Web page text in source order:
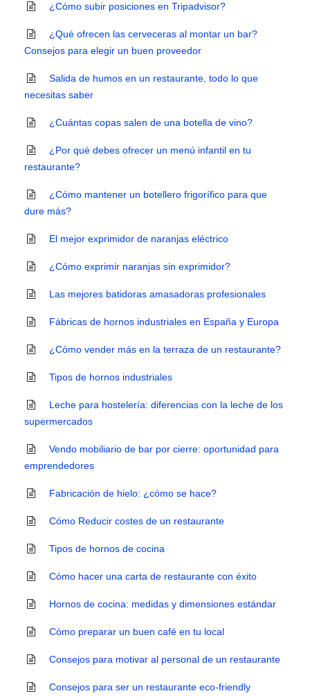
¿Cómo subir posiciones en Tripadvisor?
¿Qué ofrecen las cerveceras al montar un bar?
Consejos para elegir un buen proveedor
Salida de humos en un restaurante, todo lo que
necesitas saber
¿Cuántas copas salen de una botella de vino?
¿Por qué debes ofrecer un menú infantil en tu
restaurante?
¿Cómo mantener un botellero frigorífico para que
dure más?
El mejor exprimidor de naranjas eléctrico
¿Cómo exprimir naranjas sin exprimidor?
Las mejores batidoras amasadoras profesionales
Fábricas de hornos industriales en España y Europa
¿Cómo vender más en la terraza de un restaurante?
Tipos de hornos industriales
Leche para hostelería: diferencias con la leche de los
supermercados
Vendo mobiliario de bar por cierre: oportunidad para
emprendedores
Fabricación de hielo: ¿cómo se hace?
Cómo Reducir costes de un restaurante
Tipos de hornos de cocina
Cómo hacer una carta de restaurante con éxito
Hornos de cocina: medidas y dimensiones estándar
Cómo preparar un buen café en tu local
Consejos para motivar al personal de un restaurante
Consejos para ser un restaurante eco-friendly